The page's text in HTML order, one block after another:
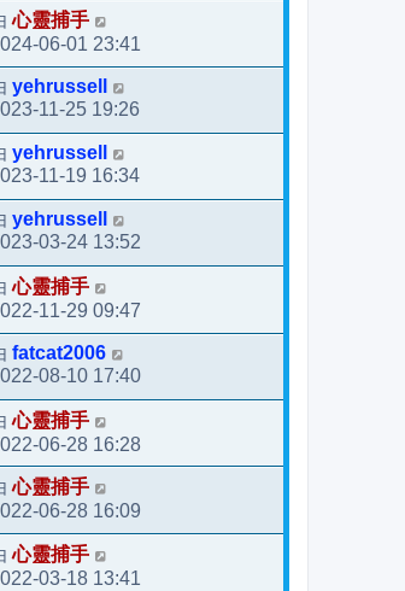
心靈捕手
06-01 23:41
yehrussell
11-25 19:26
yehrussell
11-19 16:34
yehrussell
03-24 13:52
心靈捕手
11-29 09:47
fatcat2006
08-10 17:40
心靈捕手
06-28 16:28
心靈捕手
06-28 16:09
心靈捕手
03-18 13:41